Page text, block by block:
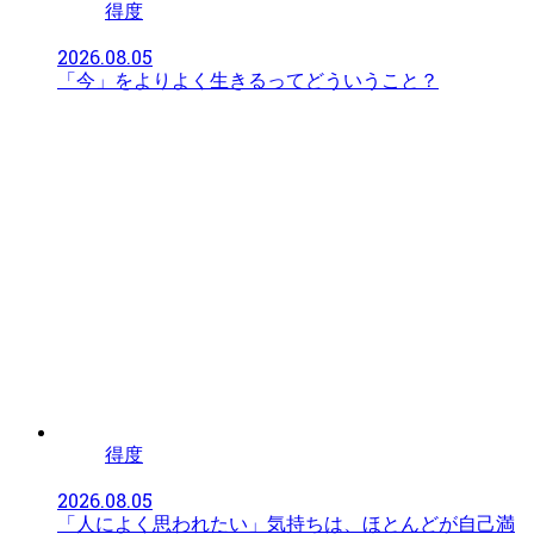
得度
2026.08.05
「今」をよりよく生きるってどういうこと？
得度
2026.08.05
「人によく思われたい」気持ちは、ほとんどが自己満